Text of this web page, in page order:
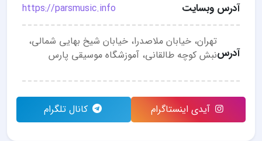
آدرس وبسایت https://parsmusic.info
آدرس
تهران، خیابان ملاصدرا، خیابان شیخ بهایی شمالی،
نبش کوچه طالقانی، آموزشگاه موسیقی پارس
آیدی اینستاگرام کانال تلگرام